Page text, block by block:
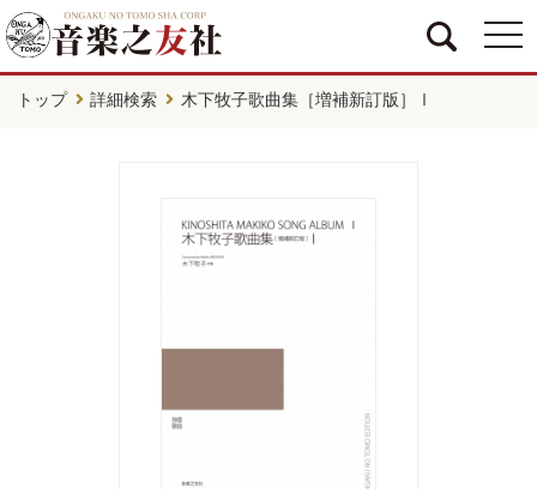
トップ 詳細検索 木下牧子歌曲集［増補新訂版］Ⅰ